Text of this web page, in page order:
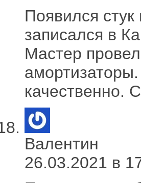
Появился
записался в
Мастер
качественно.
Валентин
26.03.2021 в